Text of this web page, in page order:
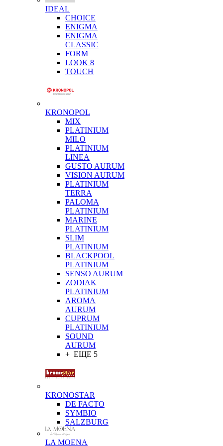
IDEAL
CHOICE
ENIGMA
ENIGMA
CLASSIC
FORM
LOOK 8
TOUCH
KRONOPOL
MIX
PLATINIUM
MILO
PLATINIUM
LINEA
GUSTO AURUM
VISION AURUM
PLATINIUM
TERRA
PALOMA
PLATINIUM
MARINE
PLATINIUM
SLIM
PLATINIUM
BLACKPOOL
PLATINIUM
SENSO AURUM
ZODIAK
PLATINIUM
AROMA
AURUM
CUPRUM
PLATINIUM
SOUND
AURUM
+ ЕЩЕ 5
KRONOSTAR
DE FACTO
SYMBIO
SALZBURG
LA MOENA